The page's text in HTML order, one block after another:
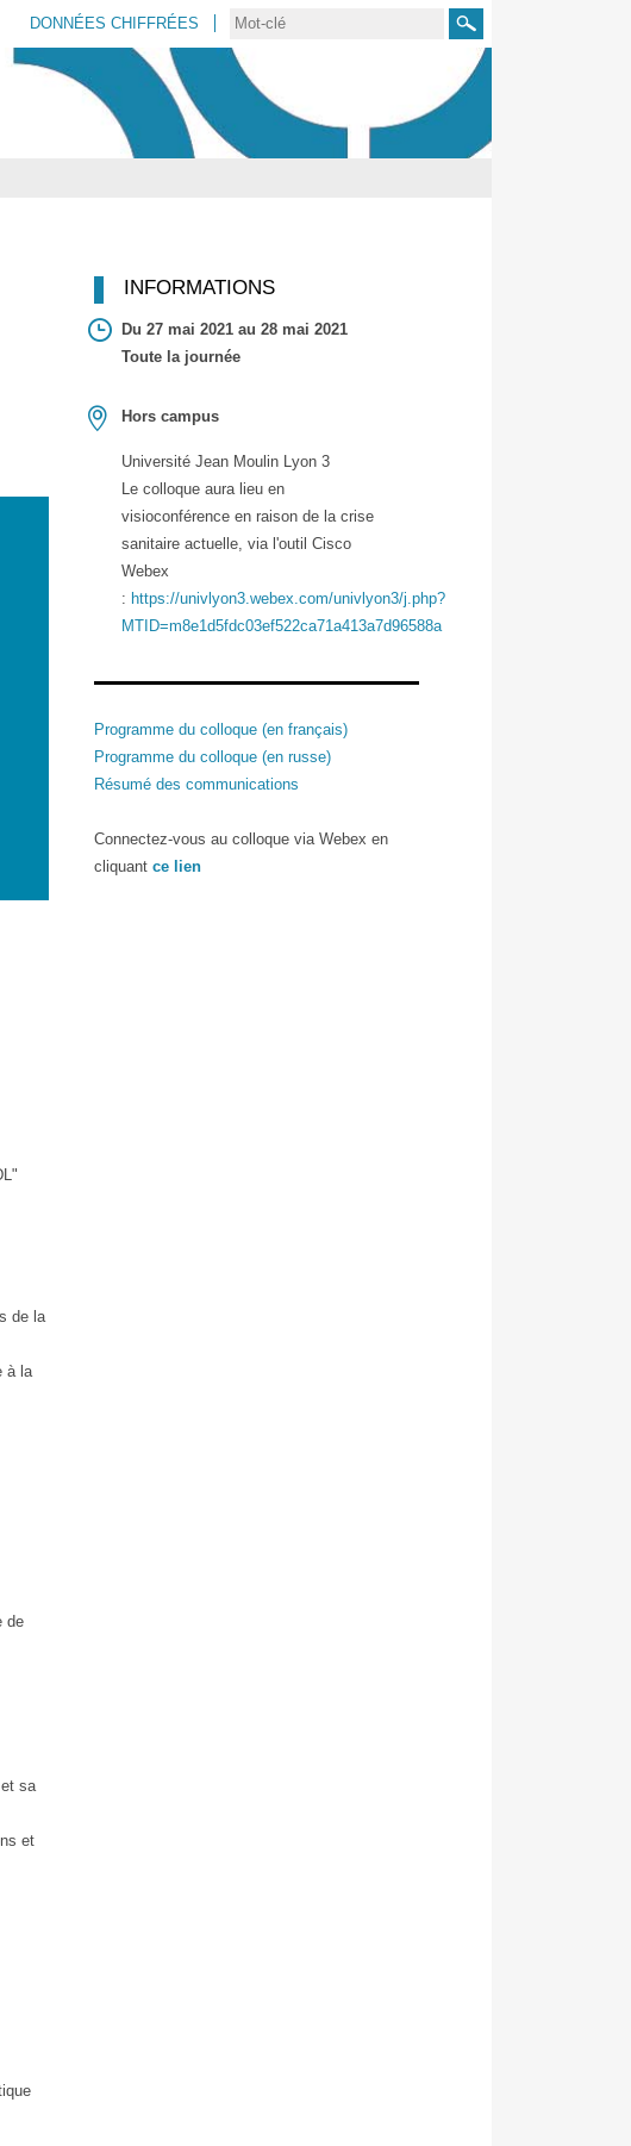
DONNÉES CHIFFRÉES Rechercher
de la
à la
de
sa
et
INFORMATIONS
Du 27 mai 2021 au 28 mai 2021
Toute la journée
Hors campus
Université Jean Moulin Lyon 3
Le colloque aura lieu en
visioconférence en raison de la crise
sanitaire actuelle, via l'outil Cisco
Webex
: https://univlyon3.webex.com/univlyon3/j.php?
MTID=m8e1d5fdc03ef522ca71a413a7d96588a
Programme du colloque (en français)
Programme du colloque (en russe)
Résumé des communications
Connectez-vous au colloque via Webex en
cliquantce lien